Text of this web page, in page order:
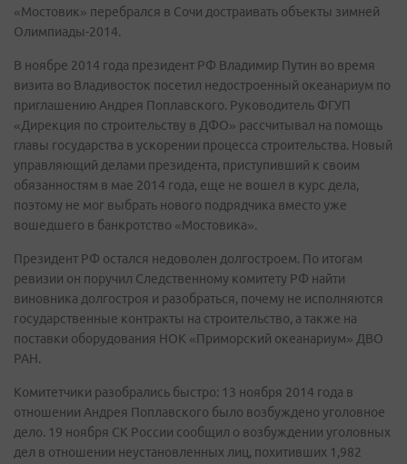
«Мостовик» перебрался в Сочи достраивать объекты зимней
Олимпиады-2014.
В ноябре 2014 года президент РФ Владимир Путин во время
визита во Владивосток посетил недостроенный океанариум по
приглашению Андрея Поплавского. Руководитель ФГУП
«Дирекция по строительству в ДФО» рассчитывал на помощь
главы государства в ускорении процесса строительства. Новый
управляющий делами президента, приступивший к своим
обязанностям в мае 2014 года, еще не вошел в курс дела,
поэтому не мог выбрать нового подрядчика вместо уже
вошедшего в банкротство «Мостовика».
Президент РФ остался недоволен долгостроем. По итогам
ревизии он поручил Следственному комитету РФ найти
виновника долгостроя и разобраться, почему не исполняются
государственные контракты на строительство, а также на
поставки оборудования НОК «Приморский океанариум» ДВО
РАН.
Комитетчики разобрались быстро: 13 ноября 2014 года в
отношении Андрея Поплавского было возбуждено уголовное
дело. 19 ноября СК России сообщил о возбуждении уголовных
дел в отношении неустановленных лиц, похитивших 1,982